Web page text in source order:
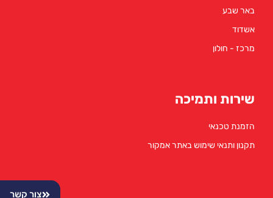
צור קשר
באר שבע
אשדוד
מרכז - חולון
שירות ותמיכה
הזמנת טכנאי
תקנון ותנאי שימוש באתר אמקור